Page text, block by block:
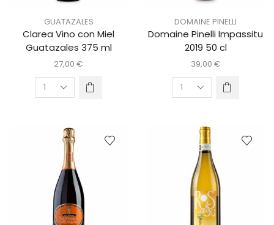
GUATAZALES
Clarea Vino con Miel
Guatazales 375 ml
27,00 €
DOMAINE PINELLI
Domaine Pinelli Impassitu
2019 50 cl
39,00 €